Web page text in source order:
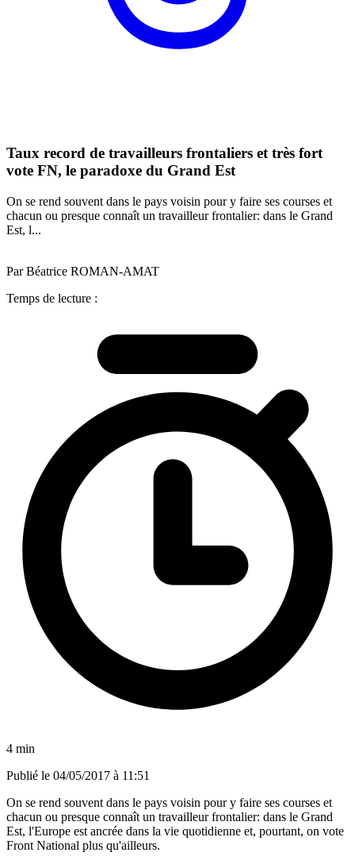
Taux record de travailleurs frontaliers et très fort
vote FN, le paradoxe du Grand Est
On se rend souvent dans le pays voisin pour y faire ses courses et
chacun ou presque connaît un travailleur frontalier: dans le Grand
Est, l...
Par Béatrice ROMAN-AMAT
Temps de lecture :
4 min
Publié le 04/05/2017 à 11:51
On se rend souvent dans le pays voisin pour y faire ses courses et
chacun ou presque connaît un travailleur frontalier: dans le Grand
Est, l'Europe est ancrée dans la vie quotidienne et, pourtant, on vote
Front National plus qu'ailleurs.